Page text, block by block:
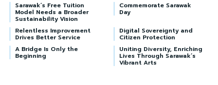
Sarawak’s Free Tuition
Model Needs a Broader
Sustainability Vision
Commemorate Sarawak
Day
Relentless Improvement
Drives Better Service
Digital Sovereignty and
Citizen Protection
A Bridge Is Only the
Beginning
Uniting Diversity, Enriching
Lives Through Sarawak’s
Vibrant Arts